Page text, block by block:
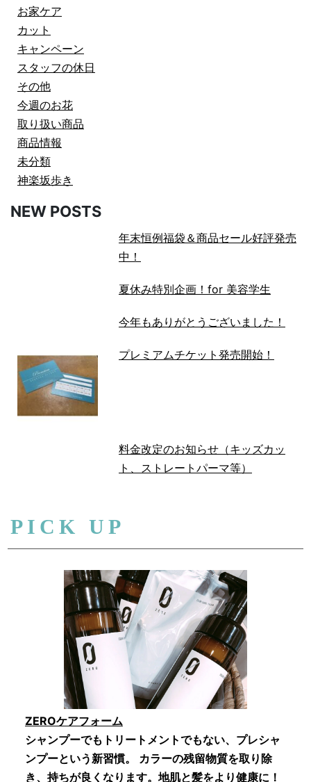
お家ケア
カット
キャンペーン
スタッフの休日
その他
今週のお花
取り扱い商品
商品情報
未分類
神楽坂歩き
NEW POSTS
年末恒例福袋＆商品セール好評発売
中！
夏休み特別企画！for 美容学生
今年もありがとうございました！
プレミアムチケット発売開始！
料金改定のお知らせ（キッズカッ
ト、ストレートパーマ等）
PICK UP
ZEROケアフォーム
シャンプーでもトリートメントでもない、プレシャ
ンプーという新習慣。 カラーの残留物質を取り除
き、持ちが良くなります。地肌と髪をより健康に！